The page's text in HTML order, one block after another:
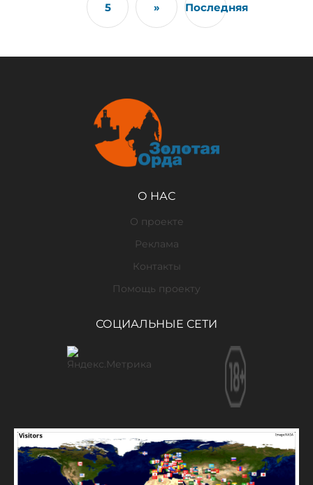
5 » Последняя
О НАС
О проекте
Реклама
Контакты
Помощь проекту
СОЦИАЛЬНЫЕ СЕТИ